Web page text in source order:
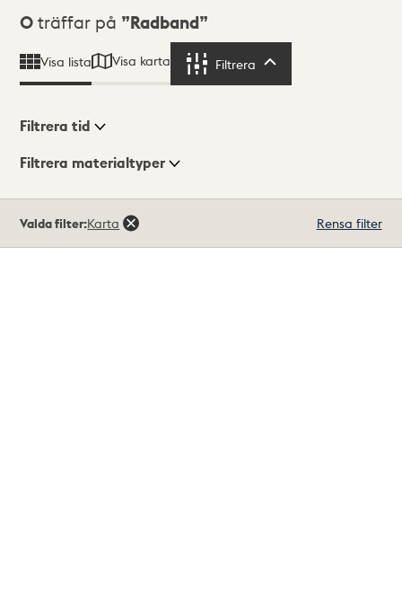
Sökresultat
0 träffar på Radband
Visa lista Visa karta Filtrera
Visningsläge
Filtrera tid
Filtrera materialtyper
träffar
Valda filter:Karta Rensa filter